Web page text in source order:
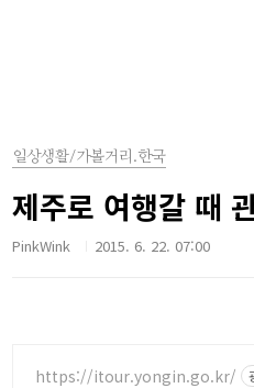
일상생활/가볼거리.한국
제주로 여행갈 때
PinkWink 2015. 6. 22. 07:00
https://itour.yongin.go.kr/